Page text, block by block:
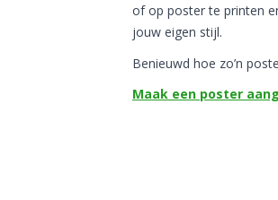
of op poster te printen
jouw eigen stijl.
Benieuwd hoe zo’n
Maak een poster